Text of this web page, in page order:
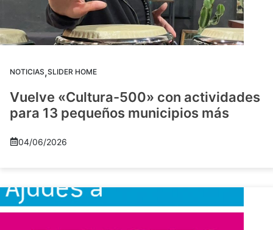
NOTICIAS,SLIDER HOME
Vuelve «Cultura-500» con actividades
para 13 pequeños municipios más
04/06/2026